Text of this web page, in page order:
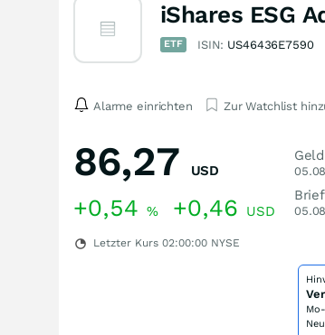
iShares ESG
ETF ISIN: US46436E7590
Alarme einrichten Zur Watchlist
86,27 USD
+0,54 % +0,46 USD
Letzter Kurs 02:00:00 NYSE